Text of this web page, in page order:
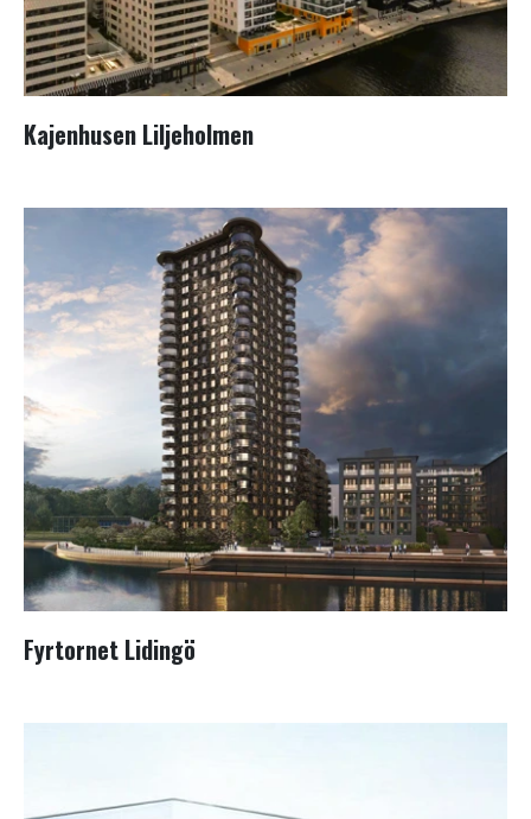
Kajenhusen Liljeholmen
Fyrtornet Lidingö